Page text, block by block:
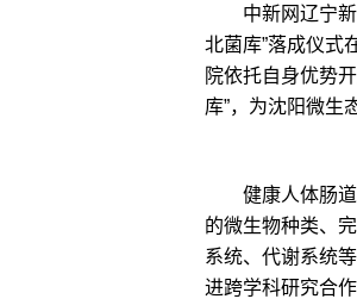
中新网辽宁新
北菌库”落成仪式
院依托自身优势
库”，为沈阳微生
健康人体肠道
的微生物种类、
系统、代谢系统
进跨学科研究合